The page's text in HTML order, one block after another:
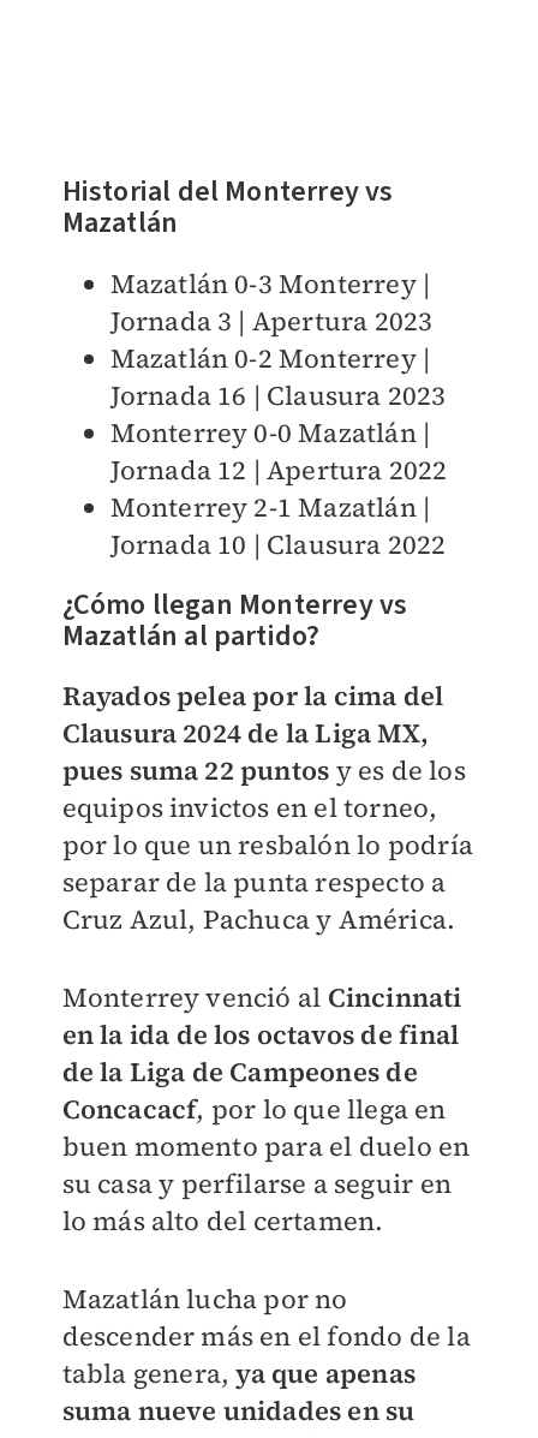
Historial del Monterrey vs
Mazatlán
Mazatlán 0-3 Monterrey |
Jornada 3 | Apertura 2023
Mazatlán 0-2 Monterrey |
Jornada 16 | Clausura 2023
Monterrey 0-0 Mazatlán |
Jornada 12 | Apertura 2022
Monterrey 2-1 Mazatlán |
Jornada 10 | Clausura 2022
¿Cómo llegan Monterrey vs
Mazatlán al partido?
Rayados pelea por la cima del
Clausura 2024 de la Liga MX,
pues suma 22 puntos y es de los
equipos invictos en el torneo,
por lo que un resbalón lo podría
separar de la punta respecto a
Cruz Azul, Pachuca y América.
Monterrey venció al Cincinnati
en la ida de los octavos de final
de la Liga de Campeones de
Concacacf, por lo que llega en
buen momento para el duelo en
su casa y perfilarse a seguir en
lo más alto del certamen.
Mazatlán lucha por no
descender más en el fondo de la
tabla genera, ya que apenas
suma nueve unidades en su